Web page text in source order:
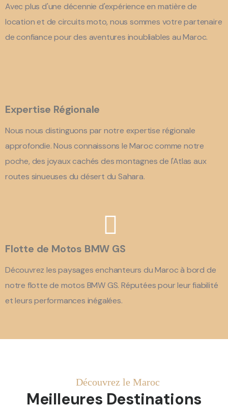
Avec plus d'une décennie d'expérience en matière de
location et de circuits moto, nous sommes votre partenaire
de confiance pour des aventures inoubliables au Maroc.
Expertise Régionale
Nous nous distinguons par notre expertise régionale
approfondie. Nous connaissons le Maroc comme notre
poche, des joyaux cachés des montagnes de l'Atlas aux
routes sinueuses du désert du Sahara.
Flotte de Motos BMW GS
Découvrez les paysages enchanteurs du Maroc à bord de
notre flotte de motos BMW GS. Réputées pour leur fiabilité
et leurs performances inégalées.
Découvrez le Maroc
Meilleures Destinations